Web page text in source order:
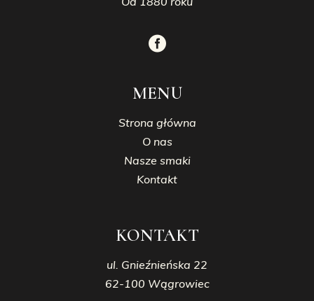
MENU
Strona główna
O nas
Nasze smaki
Kontakt
KONTAKT
ul. Gnieźnieńska 22
62-100 Wągrowiec